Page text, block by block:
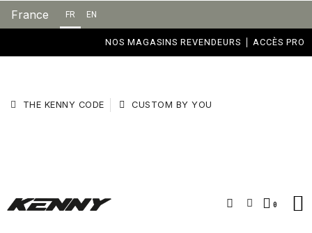
France FR EN
NOS MAGASINS REVENDEURS ACCÈS PRO
THE KENNY CODE CUSTOM BY YOU